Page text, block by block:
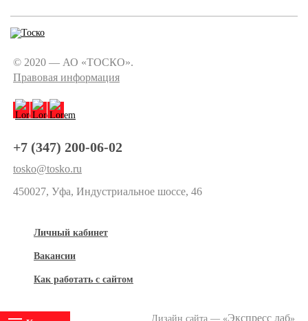
© 2020 — АО «ТОСКО».
Правовая информация
+7 (347) 200-06-02
tosko@tosko.ru
450027, Уфа, Индустриальное шоссе, 46
Личный кабинет
Вакансии
Как работать с сайтом
Дизайн сайта — «Экспресс лаб»